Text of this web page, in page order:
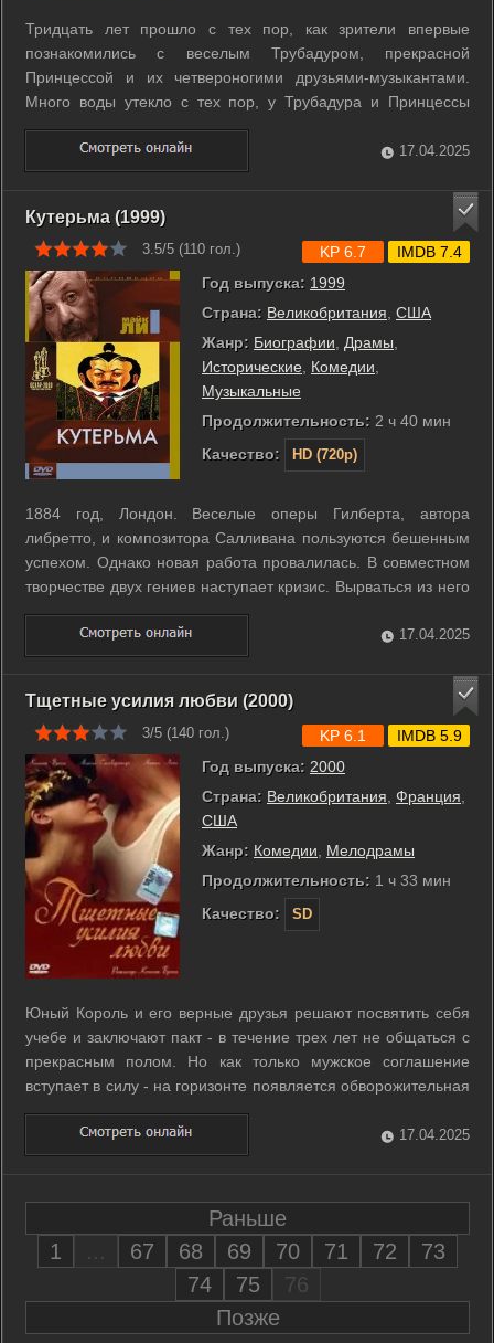
Тридцать лет прошло с тех пор, как зрители впервые
познакомились с веселым Трубадуром, прекрасной
Принцессой и их четвероногими друзьями-музыкантами.
Много воды утекло с тех пор, у Трубадура и Принцессы
родился сын, король обеднел, зато вольготно живется
теперь разбойникам, плетет интриги Атаманша, ставшая
Банкиршей. ...
17.04.2025
Кутерьма (1999)
3.5/5 (110 гол.)
Год выпуска: 1999
Страна: Великобритания США
Жанр: Биографии Драмы
Исторические
Комедии
Музыкальные
Продолжительность: 2 ч 40 мин
Качество:
HD (720p)
KP 6.7 IMDB 7.4
1884 год, Лондон. Веселые оперы Гилберта, автора
либретто, и композитора Салливана пользуются бешенным
успехом. Однако новая работа провалилась. В совместном
творчестве двух гениев наступает кризис. Вырваться из него
помогает посещение Гилбертом с супругой японской
выставки в Лондоне… ...
17.04.2025
Тщетные усилия любви (2000)
3/5 (140 гол.)
Год выпуска: 2000
Страна: Великобритания Франция
США
Жанр: Комедии
Мелодрамы
Продолжительность: 1 ч 33 мин
Качество:
SD
KP 6.1 IMDB 5.9
Юный Король и его верные друзья решают посвятить себя
учебе и заключают пакт - в течение трех лет не общаться с
прекрасным полом. Но как только мужское соглашение
вступает в силу - на горизонте появляется обворожительная
французская Принцесса с роскошной свитой сексапильных
красоток. Неожиданное наступление женских чар в пух и
прах разносит ...
17.04.2025
Раньше
1
... 67 68 69 70 71 72
73
74
75
76
Позже